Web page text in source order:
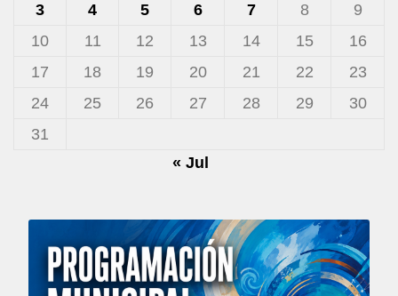
3
4 5 6 7 8
9
10
11 12 13 14 15
16
17
18 19 20 21 22
23
24
25 26 27 28 29
30
31
« Jul